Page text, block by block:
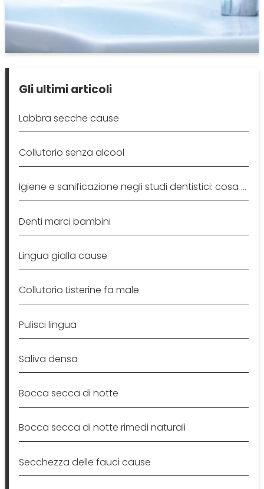
Gli ultimi articoli
Labbra secche cause
Collutorio senza alcool
Igiene e sanificazione negli studi dentistici: cosa sapere
Denti marci bambini
Lingua gialla cause
Collutorio Listerine fa male
Pulisci lingua
Saliva densa
Bocca secca di notte
Bocca secca di notte rimedi naturali
Secchezza delle fauci cause